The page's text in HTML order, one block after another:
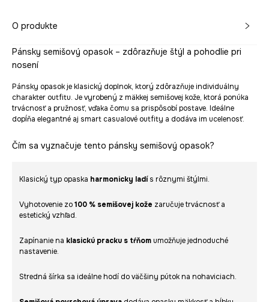
O produkte
Pánsky semišový opasok – zdôrazňuje štýl a pohodlie pri
nosení
Pánsky opasok je klasický doplnok, ktorý zdôrazňuje individuálny
charakter outfitu. Je vyrobený z mäkkej semišovej kože, ktorá ponúka
trvácnosť a pružnosť, vďaka čomu sa prispôsobí postave. Ideálne
dopĺňa elegantné aj smart casualové outfity a dodáva im ucelenosť.
Čím sa vyznačuje tento pánsky semišový opasok?
Klasický typ opaska harmonicky ladís rôznymi štýlmi.
Vyhotovenie zo100 % semišovej kože zaručuje trvácnosť a
estetický vzhľad.
Zapínanie na klasickú pracku s tŕňom umožňuje jednoduché
nastavenie.
Stredná šírka sa ideálne hodí do väčšiny pútok na nohaviciach.